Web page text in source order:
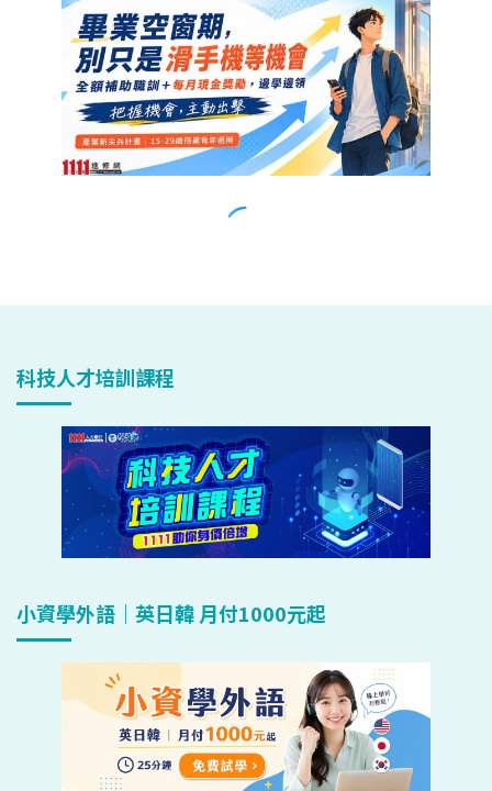
科技人才培訓課程
小資學外語｜英日韓 月付1000元起